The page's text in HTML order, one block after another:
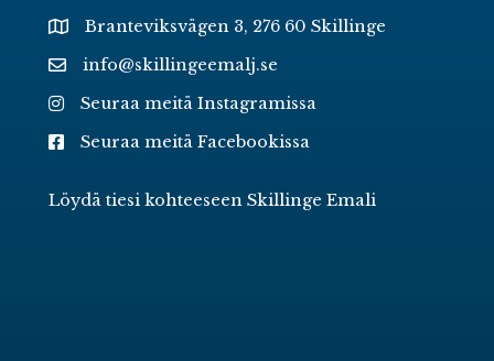
Branteviksvägen 3, 276 60 Skillinge
info@skillingeemalj.se
Seuraa meitä Instagramissa
Seuraa meitä Facebookissa
Löydä tiesi kohteeseen Skillinge Emali